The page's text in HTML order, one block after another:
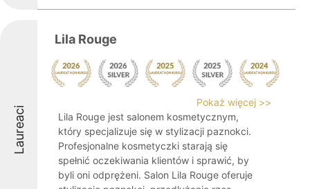
Laureaci
Lila Rouge
Pokaż więcej >>
Lila Rouge jest salonem kosmetycznym,
który specjalizuje się w stylizacji paznokci.
Profesjonalne kosmetyczki starają się
spełnić oczekiwania klientów i sprawić, by
byli oni odprężeni. Salon Lila Rouge oferuje